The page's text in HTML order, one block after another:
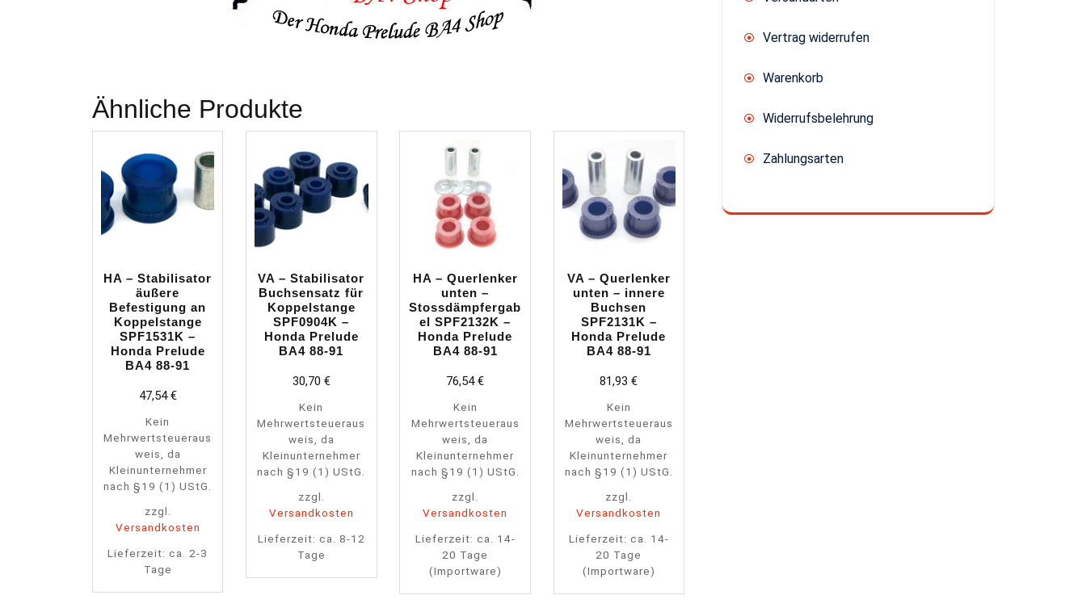
Ähnliche Produkte
HA – Stabilisator
äußere
Befestigung an
Koppelstange
SPF1531K –
Honda Prelude
BA4 88-91
47,54€
Kein
Mehrwertsteueraus
weis, da
Kleinunternehmer
nach §19 (1) UStG.
zzgl.
Versandkosten
Lieferzeit:ca. 2-3
Tage
VA – Stabilisator
Buchsensatz für
Koppelstange
SPF0904K –
Honda Prelude
BA4 88-91
30,70 €
Kein
Mehrwertsteueraus
weis, da
Kleinunternehmer
nach §19 (1) UStG.
zzgl.
Versandkosten
Lieferzeit: ca. 8-12
Tage
HA – Querlenker
unten –
Stossdämpfergab
el SPF2132K –
Honda Prelude
BA4 88-91
76,54€
Kein
Mehrwertsteueraus
weis, da
Kleinunternehmer
nach §19 (1) UStG.
zzgl.
Versandkosten
Lieferzeit: ca. 14-
20 Tage
(Importware)
VA – Querlenker
unten – innere
Buchsen
SPF2131K –
Honda Prelude
BA4 88-91
81,93€
Kein
Mehrwertsteueraus
weis, da
Kleinunternehmer
nach §19 (1) UStG.
zzgl.
Versandkosten
Lieferzeit: ca. 14-
20 Tage
(Importware)
Vertrag widerrufen
Warenkorb
Widerrufsbelehrung
Zahlungsarten